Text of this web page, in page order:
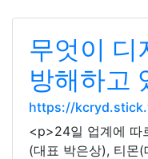
무엇이 디
방해하고
https://
<p>24일 업계에 따
(대표 박은상), 티몬